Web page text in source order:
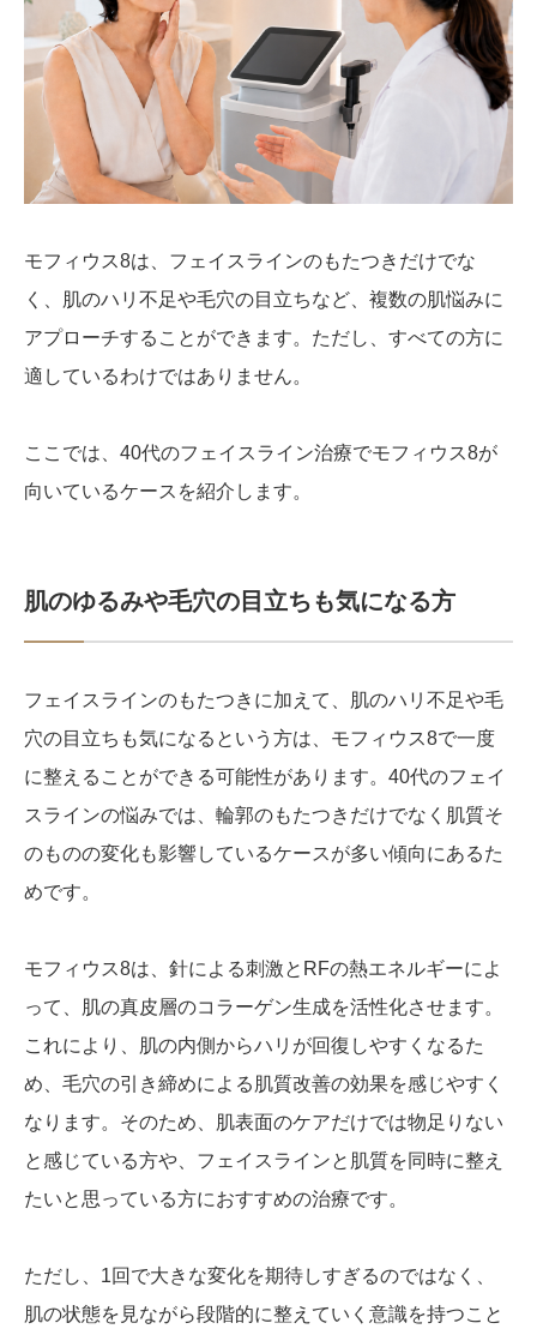
モフィウス8は、フェイスラインのもたつきだけでな
く、肌のハリ不足や毛穴の目立ちなど、複数の肌悩みに
アプローチすることができます。ただし、すべての方に
適しているわけではありません。
ここでは、40代のフェイスライン治療でモフィウス8が
向いているケースを紹介します。
肌のゆるみや毛穴の目立ちも気になる方
フェイスラインのもたつきに加えて、肌のハリ不足や毛
穴の目立ちも気になるという方は、モフィウス8で一度
に整えることができる可能性があります。40代のフェイ
スラインの悩みでは、輪郭のもたつきだけでなく肌質そ
のものの変化も影響しているケースが多い傾向にあるた
めです。
モフィウス8は、針による刺激とRFの熱エネルギーによ
って、肌の真皮層のコラーゲン生成を活性化させます。
これにより、肌の内側からハリが回復しやすくなるた
め、毛穴の引き締めによる肌質改善の効果を感じやすく
なります。そのため、肌表面のケアだけでは物足りない
と感じている方や、フェイスラインと肌質を同時に整え
たいと思っている方におすすめの治療です。
ただし、1回で大きな変化を期待しすぎるのではなく、
肌の状態を見ながら段階的に整えていく意識を持つこと